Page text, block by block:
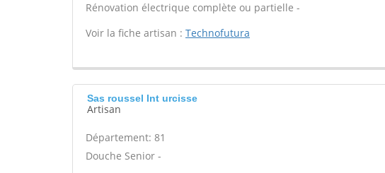
Rénovation électrique complète ou partielle -
Voir la fiche artisan : Technofutura
Sas roussel Int urcisse
Artisan
Département: 81
Douche Senior -